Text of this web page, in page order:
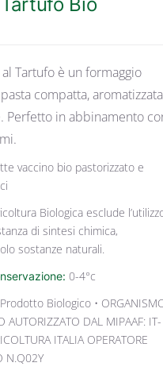
Tartufo è un formaggio
compatta, aromatizzata
Perfetto in abbinamento
vaccino bio pastorizzato e
Biologica esclude
di sintesi chimica,
sostanze naturali.
0-4°c
Prodotto Biologico •
AUTORIZZATO DAL MIPAAF: IT-
ITALIA OPERATORE
N.Q02Y